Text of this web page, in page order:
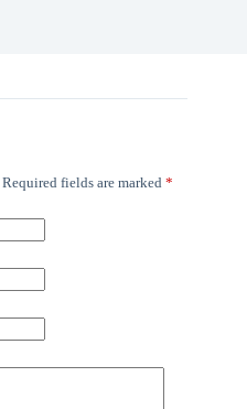
Required fields are marked *